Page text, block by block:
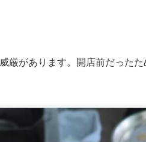
厳があります。開店前だった